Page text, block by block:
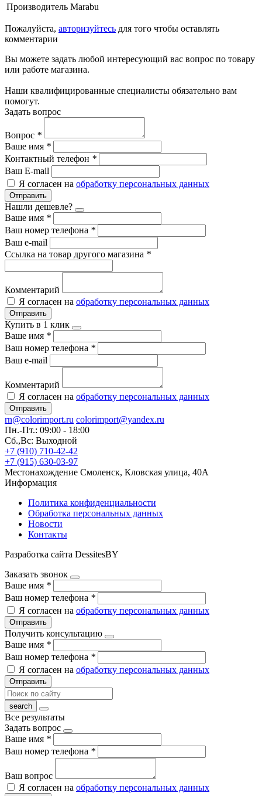
Производитель Marabu
Пожалуйста, авторизуйтесь для того чтобы оставлять
комментарии
Вы можете задать любой интересующий вас вопрос по товару
или работе магазина.
Наши квалифицированные специалисты обязательно вам
помогут.
Задать вопрос
Вопрос *
Ваше имя *
Контактный телефон *
Ваш E-mail
Я согласен на обработку персональных данных
Отправить
Нашли дешевле?
Ваше имя *
Ваш номер телефона *
Ваш e-mail
Ссылка на товар другого магазина *
Комментарий
Я согласен на обработку персональных данных
Отправить
Купить в 1 клик
Ваше имя *
Ваш номер телефона *
Ваш e-mail
Комментарий
Я согласен на обработку персональных данных
Отправить
rn@colorimport.ru colorimport@yandex.ru
Пн.-Пт.: 09:00 - 18:00
Сб.,Вс: Выходной
+7 (910) 710-42-42
+7 (915) 630-03-97
Местонахождение Смоленск, Кловская улица, 40А
Информация
Политика конфиденциальности
Обработка персональных данных
Новости
Контакты
Разработка сайта DessitesBY
Заказать звонок
Ваше имя *
Ваш номер телефона *
Я согласен на обработку персональных данных
Отправить
Получить консультацию
Ваше имя *
Ваш номер телефона *
Я согласен на обработку персональных данных
Отправить
Все результаты
Задать вопрос
Ваше имя *
Ваш номер телефона *
Ваш вопрос
Я согласен на обработку персональных данных